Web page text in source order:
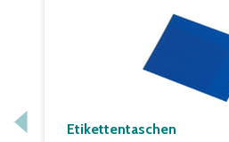
Etikettentaschen